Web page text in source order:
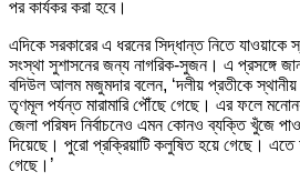
পর কার্যকর করা হবে।
এদিকে সরকারের এ ধরনের সিদ্ধান্ত নিতে যাওয়াকে
সংস্থা সুশাসনের জন্য নাগরিক-সুজন। এ প্রসঙ্গে
বদিউল আলম মজুমদার বলেন, ‘দলীয় প্রতীকে স্থানীয়
তৃণমূল পর্যন্ত মারামারি পৌঁছে গেছে। এর ফলে
জেলা পরিষদ নির্বাচনেও এমন কোনও ব্যক্তি খুঁজে
দিয়েছে। পুরো প্রক্রিয়াটি কলুষিত হয়ে গেছে।
গেছে।’